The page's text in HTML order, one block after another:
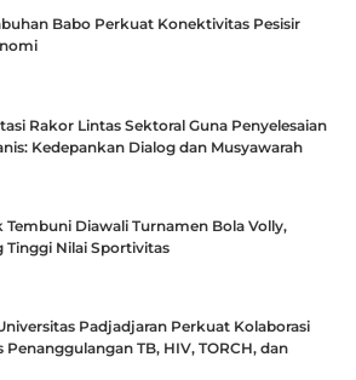
Babo Perkuat Konektivitas Pesisir
Rakor Lintas Sektoral Guna Penyelesaian
Kedepankan Dialog dan Musyawarah
Tembuni Diawali Turnamen Bola Volly,
Nilai Sportivitas
Padjadjaran Perkuat Kolaborasi
TB, HIV, TORCH, dan